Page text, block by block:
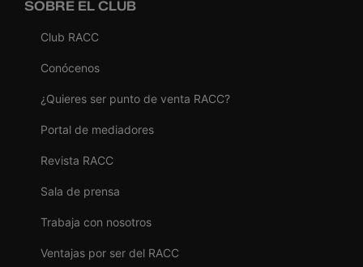
SOBRE EL CLUB
Club RACC
Conócenos
¿Quieres ser punto de venta RACC?
Portal de mediadores
Revista RACC
Sala de prensa
Trabaja con nosotros
Ventajas por ser del RACC